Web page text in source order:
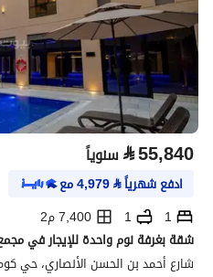
⃁55,840 سنوياً
ادفع شهرياً⃁
4,979مع
1
1
7,400 م2
شقة بغرفة نوم واحدة للإيجار في